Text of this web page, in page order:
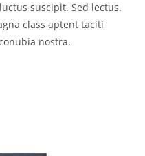
suscipit. Sed lectus.
class aptent taciti
nostra.